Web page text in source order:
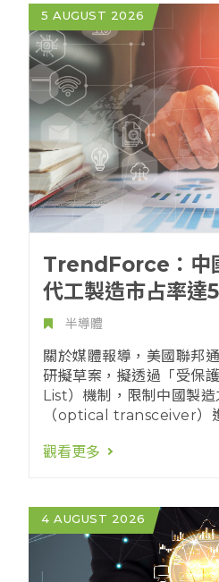
5 AUGUST 2026
TrendForce：中
代工製造市占率達
限制短期供應鏈難
半導體
關於媒體報導，美國聯邦
研擬草案，擬透過「受保
List）機制，限制中國製造
（optical transceiver
號」的技術範圍、「中國
TrendForce認為現階段
已遭全面禁用。短期內美
造，但長期而言在政策壓
者將會增加中國以外的代
觀看更多
4 AUGUST 2026